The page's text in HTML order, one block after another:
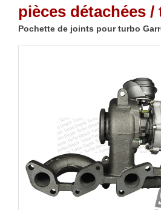
pièces détachées
Pochette de joints pour turbo